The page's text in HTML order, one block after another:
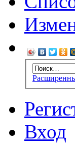
Вход